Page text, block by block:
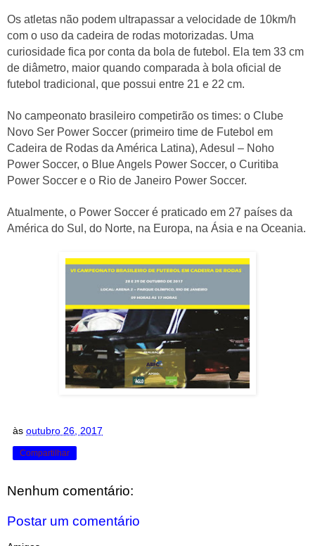
Os atletas não podem ultrapassar a velocidade de 10km/h
com o uso da cadeira de rodas motorizadas. Uma
curiosidade fica por conta da bola de futebol. Ela tem 33 cm
de diâmetro, maior quando comparada à bola oficial de
futebol tradicional, que possui entre 21 e 22 cm.
No campeonato brasileiro competirão os times: o Clube
Novo Ser Power Soccer (primeiro time de Futebol em
Cadeira de Rodas da América Latina), Adesul – Noho
Power Soccer, o Blue Angels Power Soccer, o Curitiba
Power Soccer e o Rio de Janeiro Power Soccer.
Atualmente, o Power Soccer é praticado em 27 países da
América do Sul, do Norte, na Europa, na Ásia e na Oceania.
às outubro 26, 2017
Compartilhar
Nenhum comentário:
Postar um comentário